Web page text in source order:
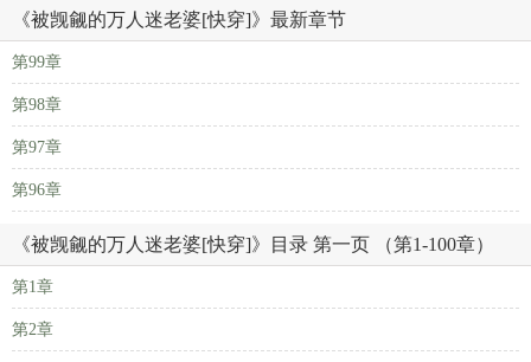
《被觊觎的万人迷老婆[快穿]》最新章节
第99章
第98章
第97章
第96章
《被觊觎的万人迷老婆[快穿]》目录 第一页 （第1-100章）
第1章
第2章